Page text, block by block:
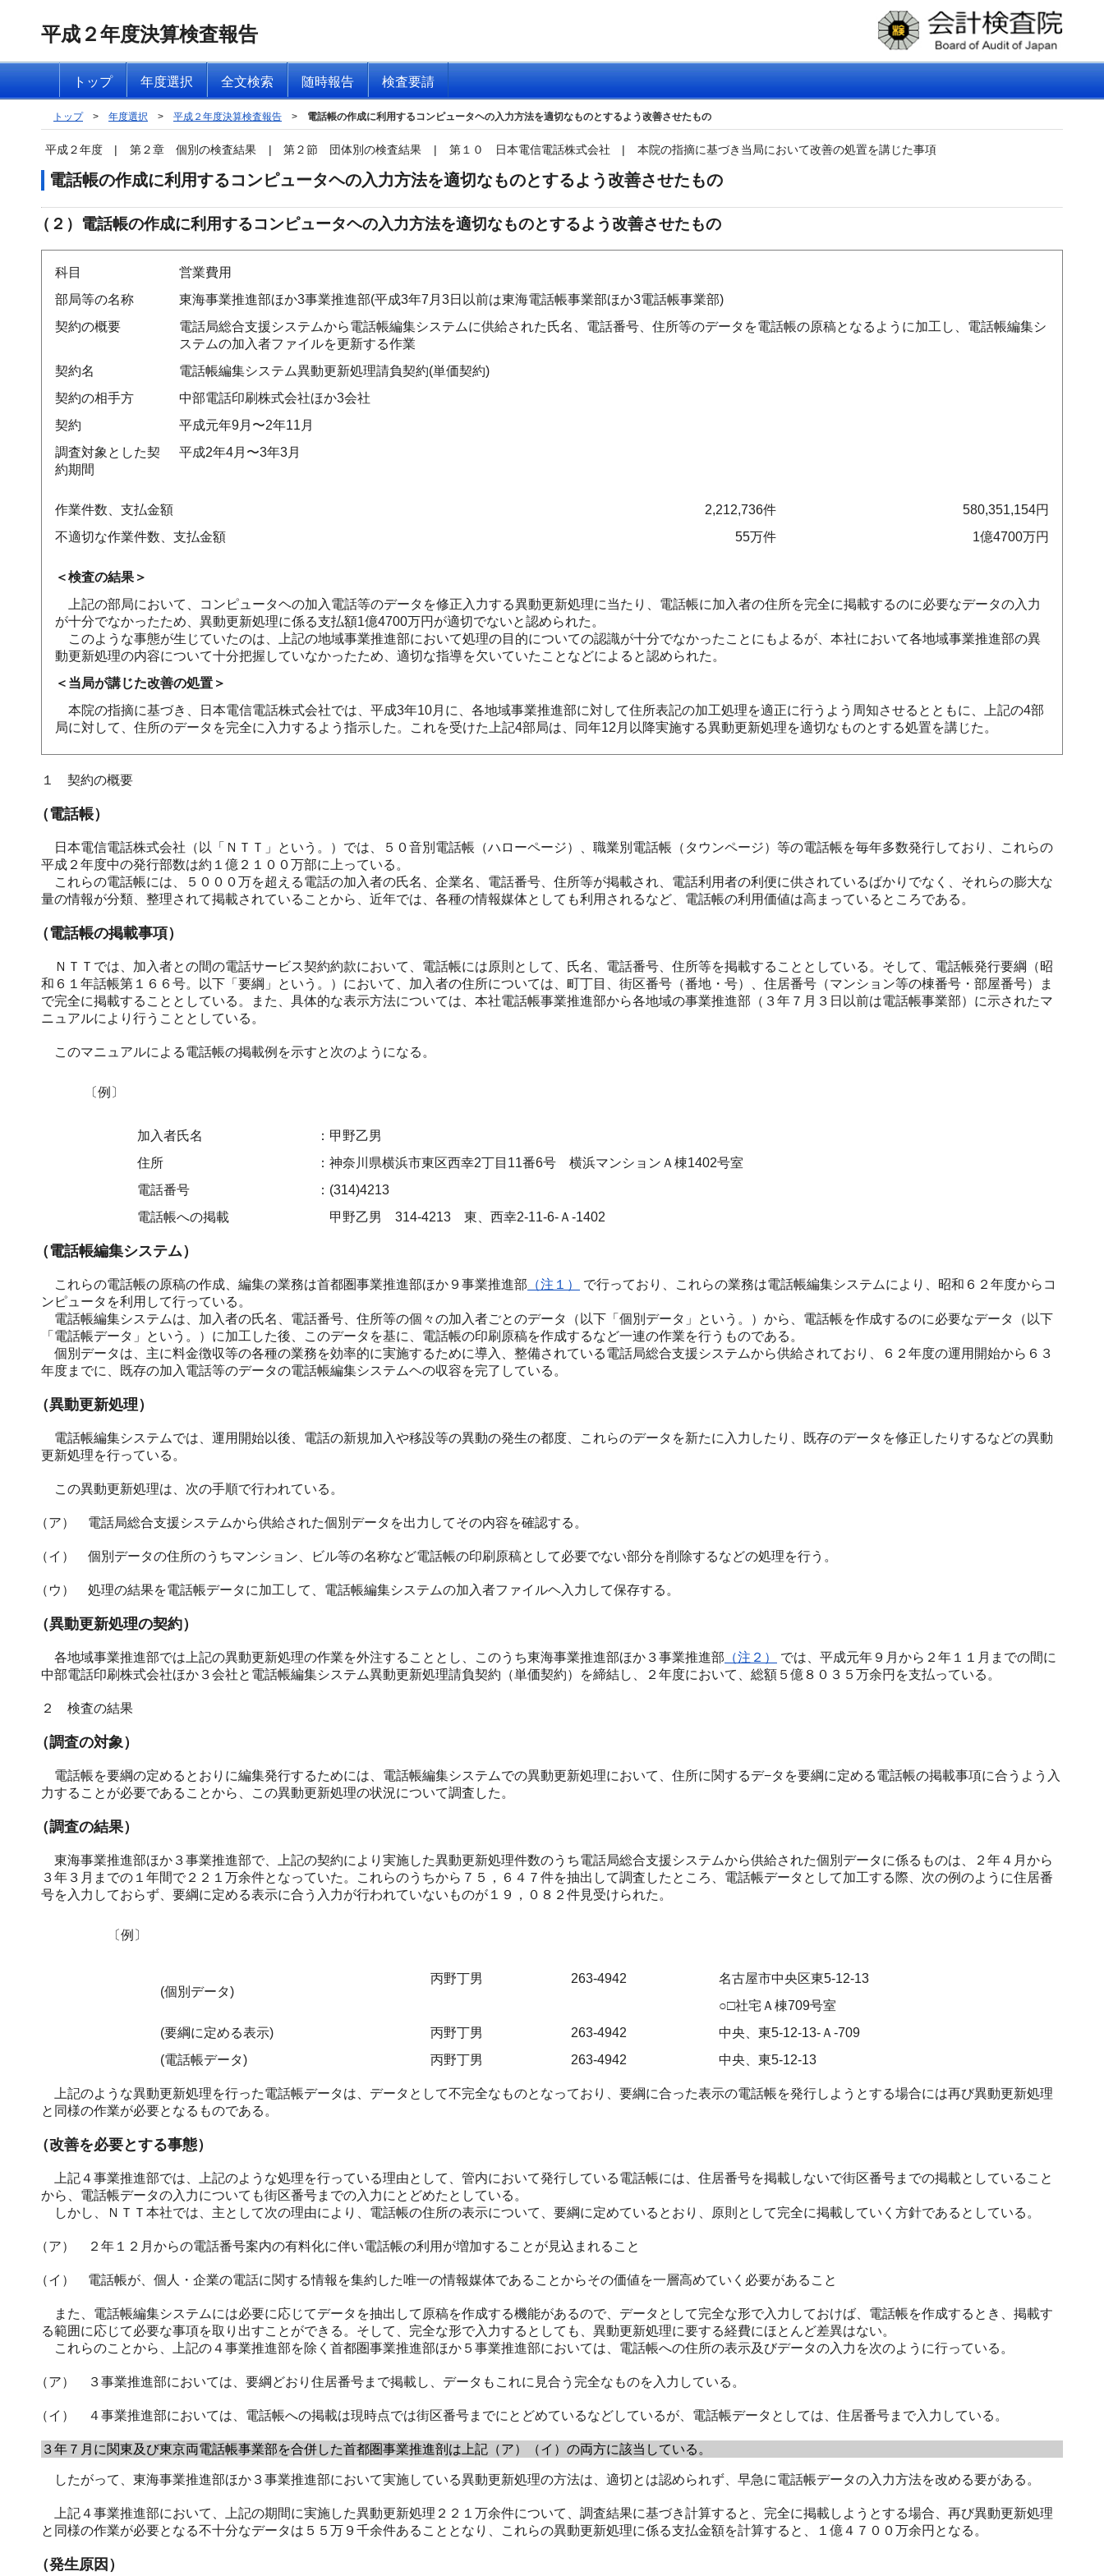
平成２年度決算検査報告
トップ 年度選択 全文検索 随時報告 検査要請
トップ > 年度選択 > 平成２年度決算検査報告 > 電話帳の作成に利用するコンピュータヘの入力方法を適切なものとするよう改善させたもの
平成２年度 | 第２章 個別の検査結果 | 第２節 団体別の検査結果 | 第１０ 日本電信電話株式会社 | 本院の指摘に基づき当局において改善の処置を講じた事項
電話帳の作成に利用するコンピュータヘの入力方法を適切なものとするよう改善させたもの
（２）電話帳の作成に利用するコンピュータヘの入力方法を適切なものとするよう改善させたもの
科目
営業費用
部局等の名称
東海事業推進部ほか3事業推進部(平成3年7月3日以前は東海電話帳事業部ほか3電話帳事業部)
契約の概要
電話局総合支援システムから電話帳編集システムに供給された氏名、電話番号、住所等のデータを電話帳の原稿となるように加工し、電話帳編集シ
ステムの加入者ファイルを更新する作業
契約名
電話帳編集システム異動更新処理請負契約(単価契約)
契約の相手方
中部電話印刷株式会社ほか3会社
契約
平成元年9月〜2年11月
調査対象とした契
約期間
平成2年4月〜3年3月
作業件数、支払金額 2,212,736件
580,351,154円
不適切な作業件数、支払金額
55万件 1億4700万円
＜検査の結果＞
上記の部局において、コンピュータヘの加入電話等のデータを修正入力する異動更新処理に当たり、電話帳に加入者の住所を完全に掲載するのに必要なデータの入力
が十分でなかったため、異動更新処理に係る支払額1億4700万円が適切でないと認められた。
このような事態が生じていたのは、上記の地域事業推進部において処理の目的についての認識が十分でなかったことにもよるが、本社において各地域事業推進部の異
動更新処理の内容について十分把握していなかったため、適切な指導を欠いていたことなどによると認められた。
＜当局が講じた改善の処置＞
本院の指摘に基づき、日本電信電話株式会社では、平成3年10月に、各地域事業推進部に対して住所表記の加工処理を適正に行うよう周知させるとともに、上記の4部
局に対して、住所のデータを完全に入力するよう指示した。これを受けた上記4部局は、同年12月以降実施する異動更新処理を適切なものとする処置を講じた。
１ 契約の概要
（電話帳）
日本電信電話株式会社（以「ＮＴＴ」という。）では、５０音別電話帳（ハローページ）、職業別電話帳（タウンページ）等の電話帳を毎年多数発行しており、これらの
平成２年度中の発行部数は約１億２１００万部に上っている。
これらの電話帳には、５０００万を超える電話の加入者の氏名、企業名、電話番号、住所等が掲載され、電話利用者の利便に供されているばかりでなく、それらの膨大な
量の情報が分類、整理されて掲載されていることから、近年では、各種の情報媒体としても利用されるなど、電話帳の利用価値は高まっているところである。
（電話帳の掲載事項）
ＮＴＴでは、加入者との間の電話サービス契約約款において、電話帳には原則として、氏名、電話番号、住所等を掲載することとしている。そして、電話帳発行要綱（昭
和６１年話帳第１６６号。以下「要綱」という。）において、加入者の住所については、町丁目、街区番号（番地・号）、住居番号（マンション等の棟番号・部屋番号）ま
で完全に掲載することとしている。また、具体的な表示方法については、本社電話帳事業推進部から各地域の事業推進部（３年７月３日以前は電話帳事業部）に示されたマ
ニュアルにより行うこととしている。
このマニュアルによる電話帳の掲載例を示すと次のようになる。
〔例〕
加入者氏名
：甲野乙男
住所
：神奈川県横浜市東区西幸2丁目11番6号 横浜マンションＡ棟1402号室
電話番号
：(314)4213
電話帳への掲載
甲野乙男 314-4213 東、西幸2-11-6-Ａ-1402
（電話帳編集システム）
これらの電話帳の原稿の作成、編集の業務は首都圏事業推進部ほか９事業推進部 （注１）
で行っており、これらの業務は電話帳編集システムにより、昭和６２年度からコ
ンピュータを利用して行っている。
電話帳編集システムは、加入者の氏名、電話番号、住所等の個々の加入者ごとのデータ（以下「個別データ」という。）から、電話帳を作成するのに必要なデータ（以下
「電話帳データ」という。）に加工した後、このデータを基に、電話帳の印刷原稿を作成するなど一連の作業を行うものである。
個別データは、主に料金徴収等の各種の業務を効率的に実施するために導入、整備されている電話局総合支援システムから供給されており、６２年度の運用開始から６３
年度までに、既存の加入電話等のデータの電話帳編集システムヘの収容を完了している。
（異動更新処理）
電話帳編集システムでは、運用開始以後、電話の新規加入や移設等の異動の発生の都度、これらのデータを新たに入力したり、既存のデータを修正したりするなどの異動
更新処理を行っている。
この異動更新処理は、次の手順で行われている。
（ア） 電話局総合支援システムから供給された個別データを出力してその内容を確認する。
（イ） 個別データの住所のうちマンション、ビル等の名称など電話帳の印刷原稿として必要でない部分を削除するなどの処理を行う。
（ウ） 処理の結果を電話帳データに加工して、電話帳編集システムの加入者ファイルヘ入力して保存する。
（異動更新処理の契約）
各地域事業推進部では上記の異動更新処理の作業を外注することとし、このうち東海事業推進部ほか３事業推進部 （注２）
では、平成元年９月から２年１１月までの間に
中部電話印刷株式会社ほか３会社と電話帳編集システム異動更新処理請負契約（単価契約）を締結し、２年度において、総額５億８０３５万余円を支払っている。
２ 検査の結果
（調査の対象）
電話帳を要綱の定めるとおりに編集発行するためには、電話帳編集システムでの異動更新処理において、住所に関するデ−タを要綱に定める電話帳の掲載事項に合うよう入
力することが必要であることから、この異動更新処理の状況について調査した。
（調査の結果）
東海事業推進部ほか３事業推進部で、上記の契約により実施した異動更新処理件数のうち電話局総合支援システムから供給された個別データに係るものは、２年４月から
３年３月までの１年間で２２１万余件となっていた。これらのうちから７５，６４７件を抽出して調査したところ、電話帳データとして加工する際、次の例のように住居番
号を入力しておらず、要綱に定める表示に合う入力が行われていないものが１９，０８２件見受けられた。
〔例〕
(個別データ)
丙野丁男 263-4942
名古屋市中央区東5-12-13
○□社宅Ａ棟709号室
(要綱に定める表示)
丙野丁男 263-4942
中央、東5-12-13-Ａ-709
(電話帳データ)
丙野丁男 263-4942 中央、東5-12-13
上記のような異動更新処理を行った電話帳データは、データとして不完全なものとなっており、要綱に合った表示の電話帳を発行しようとする場合には再び異動更新処理
と同様の作業が必要となるものである。
（改善を必要とする事態）
上記４事業推進部では、上記のような処理を行っている理由として、管内において発行している電話帳には、住居番号を掲載しないで街区番号までの掲載としていること
から、電話帳データの入力についても街区番号までの入力にとどめたとしている。
しかし、ＮＴＴ本社では、主として次の理由により、電話帳の住所の表示について、要綱に定めているとおり、原則として完全に掲載していく方針であるとしている。
（ア） ２年１２月からの電話番号案内の有料化に伴い電話帳の利用が増加することが見込まれること
（イ） 電話帳が、個人・企業の電話に関する情報を集約した唯一の情報媒体であることからその価値を一層高めていく必要があること
また、電話帳編集システムには必要に応じてデータを抽出して原稿を作成する機能があるので、データとして完全な形で入力しておけば、電話帳を作成するとき、掲載す
る範囲に応じて必要な事項を取り出すことができる。そして、完全な形で入力するとしても、異動更新処理に要する経費にほとんど差異はない。
これらのことから、上記の４事業推進部を除く首都圏事業推進部ほか５事業推進部においては、電話帳への住所の表示及びデータの入力を次のように行っている。
（ア） ３事業推進部においては、要綱どおり住居番号まで掲載し、データもこれに見合う完全なものを入力している。
（イ） ４事業推進部においては、電話帳への掲載は現時点では街区番号までにとどめているなどしているが、電話帳データとしては、住居番号まで入力している。
３年７月に関東及び東京両電話帳事業部を合併した首都圏事業推進剖は上記（ア）（イ）の両方に該当している。
したがって、東海事業推進部ほか３事業推進部において実施している異動更新処理の方法は、適切とは認められず、早急に電話帳データの入力方法を改める要がある。
上記４事業推進部において、上記の期間に実施した異動更新処理２２１万余件について、調査結果に基づき計算すると、完全に掲載しようとする場合、再び異動更新処理
と同様の作業が必要となる不十分なデータは５５万９千余件あることとなり、これらの異動更新処理に係る支払金額を計算すると、１億４７００万余円となる。
（発生原因）